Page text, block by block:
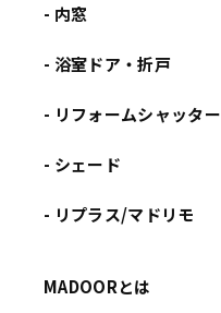
- 内窓
- 浴室ドア・折戸
- リフォームシャッター
- シェード
- リプラス/マドリモ
MADOORとは